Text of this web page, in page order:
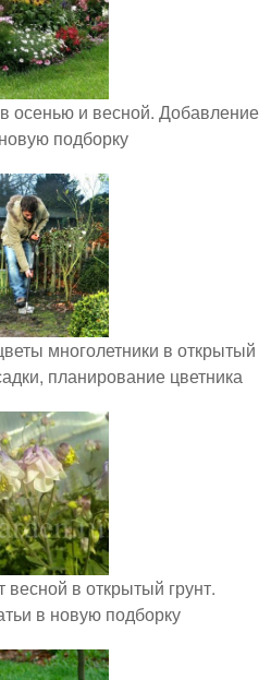
осенью и весной. Добавление
подборку
многолетники в открытый
планирование цветника
в открытый грунт.
в новую подборку